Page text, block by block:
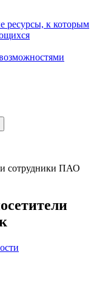
ресурсы, к которым
сотрудники ПАО